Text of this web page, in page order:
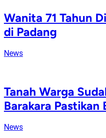
Wanita 71 Tahun
di Padang
News
Tanah Warga
Barakara Pastikan
News